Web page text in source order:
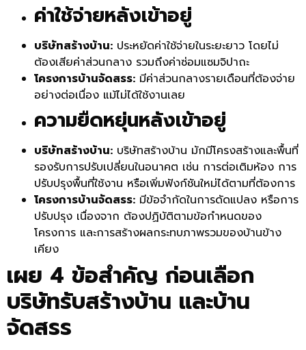
ค่าใช้จ่ายหลังเข้าอยู่
บริษัทสร้างบ้าน: ประหยัดค่าใช้จ่ายในระยะยาว โดยไม่
ต้องเสียค่าส่วนกลาง รวมถึงค่าซ่อมแซมจิปาถะ
โครงการบ้านจัดสรร: มีค่าส่วนกลางรายเดือนที่ต้องจ่าย
อย่างต่อเนื่อง แม้ไม่ได้ใช้งานเลย
ความยืดหยุ่นหลังเข้าอยู่
บริษัทสร้างบ้าน: บริษัทสร้างบ้าน มักมีโครงสร้างและพื้นที่
รองรับการปรับเปลี่ยนในอนาคต เช่น การต่อเติมห้อง การ
ปรับปรุงพื้นที่ใช้งาน หรือเพิ่มฟังก์ชันใหม่ได้ตามที่ต้องการ
โครงการบ้านจัดสรร: มีข้อจำกัดในการดัดแปลง หรือการ
ปรับปรุง เนื่องจาก ต้องปฏิบัติตามข้อกำหนดของ
โครงการ และการสร้างผลกระทบภาพรวมของบ้านข้าง
เคียง
เผย 4 ข้อสำคัญ ก่อนเลือก
บริษัทรับสร้างบ้าน และบ้าน
จัดสรร